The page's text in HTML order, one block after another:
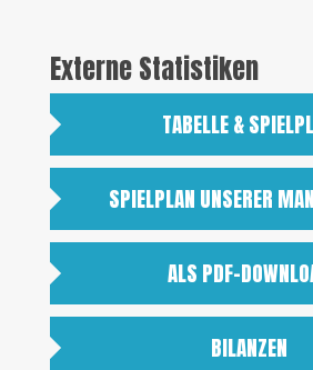
Externe Statistiken
TABELLE &
SPIELPLAN UNSERER
ALS PDF-
BILANZEN